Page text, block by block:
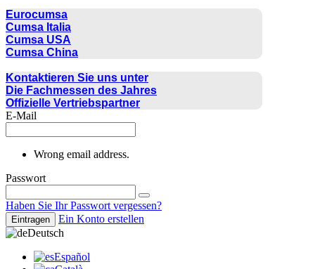
Eurocumsa
Cumsa Italia
Cumsa USA
Cumsa China
Kontaktieren Sie uns unter
Die Fachmessen des Jahres
Offizielle Vertriebspartner
E-Mail
Wrong email address.
Passwort
Haben Sie Ihr Passwort vergessen?
Eintragen
Ein Konto erstellen
Deutsch
Español